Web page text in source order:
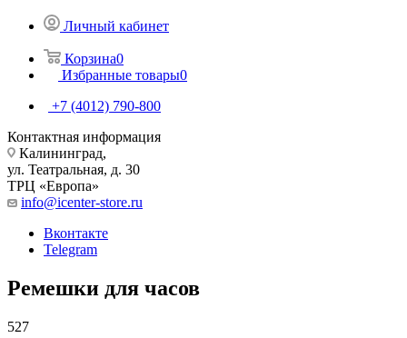
Личный кабинет
Корзина0
Избранные товары0
+7 (4012) 790-800
Контактная информация
Калининград,
ул. Театральная, д. 30
ТРЦ «Европа»
info@icenter-store.ru
Вконтакте
Telegram
Ремешки для часов
527